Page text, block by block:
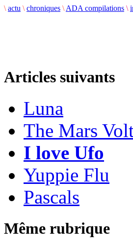
\ actu \ chroniques \ ADA compilations \
Articles suivants
Luna
The Mars
I love Ufo
Yuppie Flu
Pascals
Même rubrique